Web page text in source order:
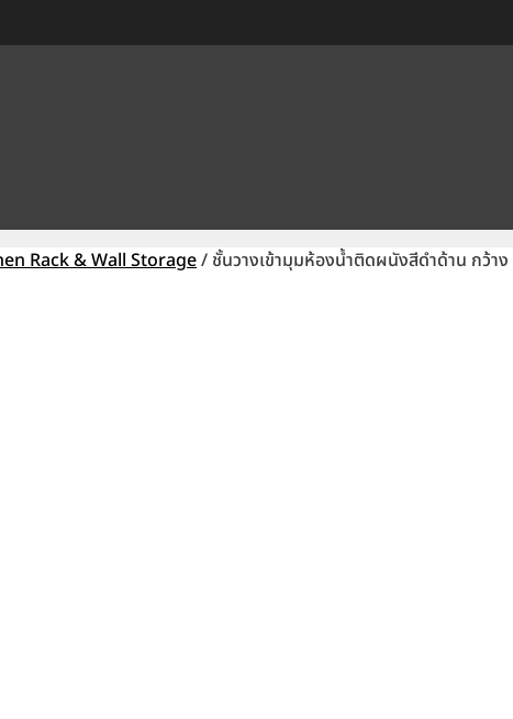
Rack & Wall Storage/ ชั้นวางเข้ามุมห้องน้ำติดผนังสีดำด้าน กว้